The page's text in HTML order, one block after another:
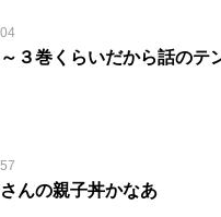
３巻くらいだから話のテ
んの親子丼かなあ